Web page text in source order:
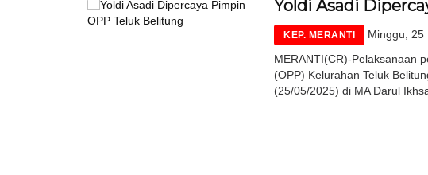
Yoldi Asadi
KEP. MERANTI
Minggu, 25
MERANTI(CR)-Pelaksanaan
(OPP) Kelurahan Teluk
(25/05/2025) di MA Darul